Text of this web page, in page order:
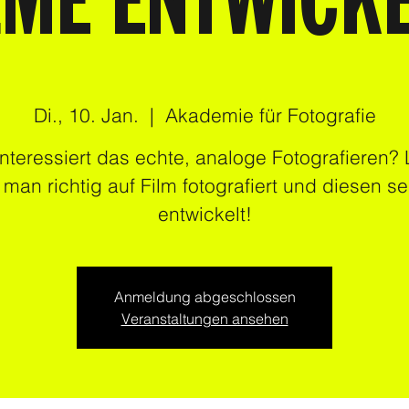
Di., 10. Jan.
  |
Akademie für Fotografie
das echte, analoge Fotografieren?
richtig auf Film fotografiert und diesen
Anmeldung abgeschlossen
Veranstaltungen ansehen